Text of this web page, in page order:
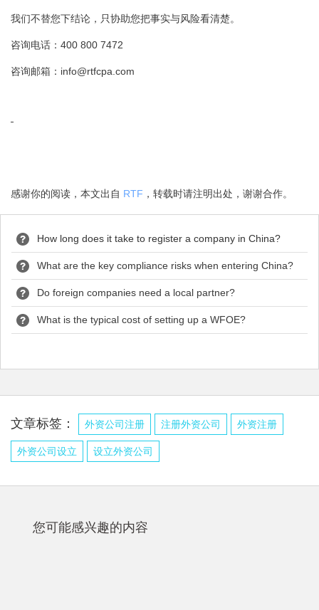
我们不替您下结论，只协助您把事实与风险看清楚。
咨询电话： 400 800 7472
咨询邮箱： info@rtfcpa.com
感谢你的阅读，本文出自 RTF ，转载时请注明出处，谢谢合作。
How long does it take to register a company in China?
What are the key compliance risks when entering China?
Do foreign companies need a local partner?
What is the typical cost of setting up a WFOE?
文章标签： 外资公司注册 注册外资公司 外资注册
外资公司设立 设立外资公司
您可能感兴趣的内容